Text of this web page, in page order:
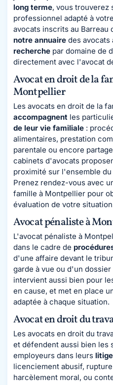
long terme, vous trouverez
professionnel adapté à
avocats inscrits au Barreau
notre annuaire des avocats
recherche par domaine de
directement avec l'avocat
Avocat en droit de la
Montpellier
Les avocats en droit de la
accompagnent les
de leur vie familiale :
alimentaires, prestation
parentale ou encore
cabinets d'avocats
proximité sur l'ensemble
Prenez rendez-vous avec
famille à Montpellier pour
évaluation de votre
Avocat pénaliste à
L'avocat pénaliste à
dans le cadre de
d'une affaire devant le
garde à vue ou d'un
intervient aussi bien pour
en cause, et met en place
adaptée à chaque situation.
Avocat en droit du
Les avocats en droit du
et défendent aussi bien les
employeurs dans leurs
licenciement abusif,
harcèlement moral, ou